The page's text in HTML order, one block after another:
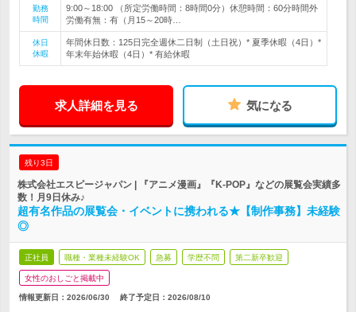
勤務
時間
9:00～18:00 （所定労働時間：8時間0分）休憩時間：60分時間外
労働有無：有（月15～20時…
休日
休暇
年間休日数：125日完全週休二日制（土日祝）* 夏季休暇（4日）*
年末年始休暇（4日）* 有給休暇
求人詳細を見る 気になる
残り3日
株式会社エスピージャパン | 『アニメ漫画』『K-POP』などの展覧会実績多
数！月9日休み♪
超有名作品の展覧会・イベントに携われる★【制作事務】未経験
◎
正社員 職種・業種未経験OK 急募 学歴不問 第二新卒歓迎
女性のおしごと掲載中
情報更新日：2026/06/30 終了予定日： 2026/08/10